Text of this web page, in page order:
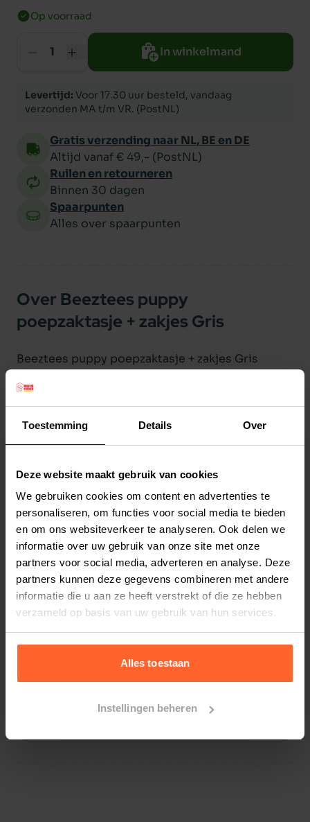
Toestemming Details Over
Deze website maakt gebruik van cookies
We gebruiken cookies om content en advertenties te
personaliseren, om functies voor social media te bieden
en om ons websiteverkeer te analyseren. Ook delen we
informatie over uw gebruik van onze site met onze
partners voor social media, adverteren en analyse. Deze
partners kunnen deze gegevens combineren met andere
informatie die u aan ze heeft verstrekt of die ze hebben
verzameld op basis van uw gebruik van hun services.
Alles toestaan
Instellingen beheren
Op voorraad
In winkelmand
Levertijd: Voor 17.30 uur besteld, vandaag
verzonden MA t/m VR. (PostNL)
Gratis verzending naar NL, BE en DE
Altijd vanaf € 49,- (PostNL)
Ruilen en retourneren
Binnen 30 dagen
Spaarpunten
Alles over spaarpunten
Over Beeztees puppy
poepzaktasje + zakjes Gris
Beeztees puppy poepzaktasje + zakjes Gris
belangrijk om altijd poepzakjes op zak te
hebben. Deze Beeztees Puppy Poepzakhouder
Gris heeft een mooi design en hiermee worden
jullie het hipste duo van de buurt.
Inclusief 2 rolletjes van 20 zakjes
Afmeting: 7 x 5 x 5 cm
Productspecificaties
Stel uw bestelherinnering in:(2 weken)
Elke
2 weken
Elke
4 weken
Elke
6 weken
Elke
Elke
Elke